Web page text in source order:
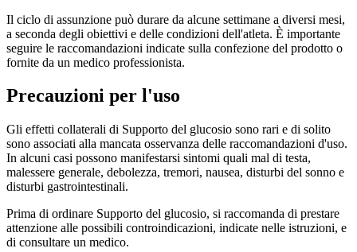
Il ciclo di assunzione può durare da alcune settimane a diversi mesi,
a seconda degli obiettivi e delle condizioni dell'atleta. È importante
seguire le raccomandazioni indicate sulla confezione del prodotto o
fornite da un medico professionista.
Precauzioni per l'uso
Gli effetti collaterali di Supporto del glucosio sono rari e di solito
sono associati alla mancata osservanza delle raccomandazioni d'uso.
In alcuni casi possono manifestarsi sintomi quali mal di testa,
malessere generale, debolezza, tremori, nausea, disturbi del sonno e
disturbi gastrointestinali.
Prima di ordinare Supporto del glucosio, si raccomanda di prestare
attenzione alle possibili controindicazioni, indicate nelle istruzioni, e
di consultare un medico.